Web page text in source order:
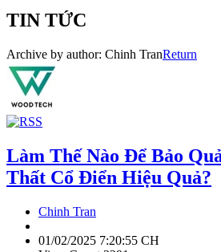
TIN TỨC
Archive by author: Chinh TranReturn
Làm Thế Nào Để Bảo
Thất Cổ Điển Hiệu Quả?
Chinh Tran
01/02/2025 7:20:55 CH